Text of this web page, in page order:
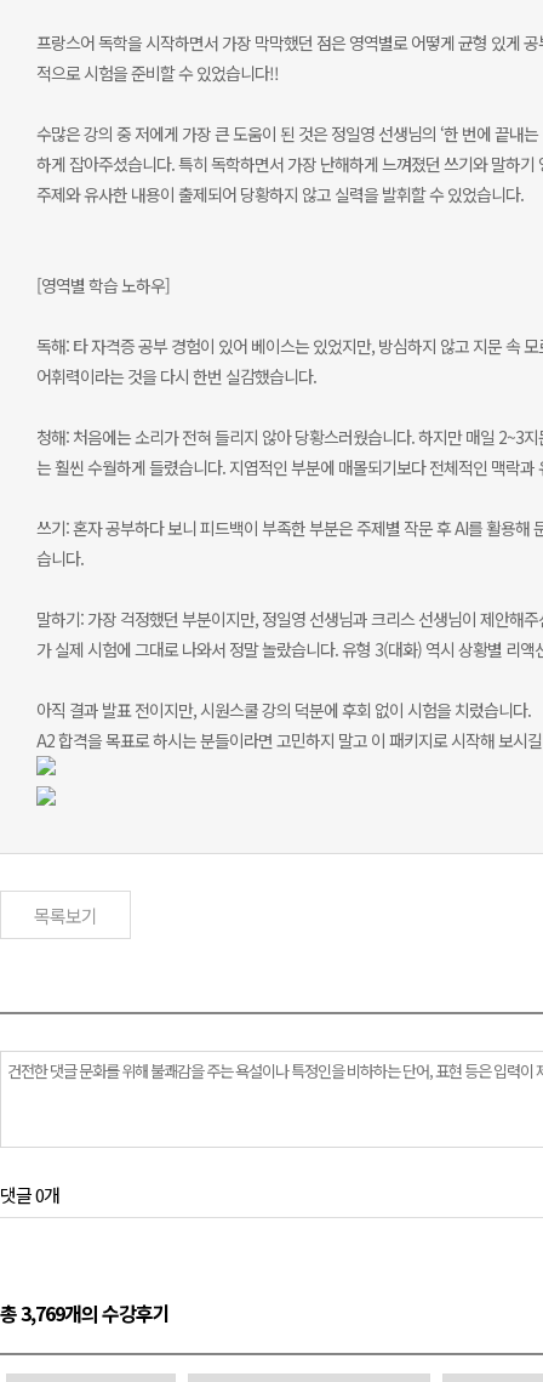
프랑스어 독학을 시작하면서 가장 막막했던 점은 영역별로 어떻게 균형 있게
적으로 시험을 준비할 수 있었습니다!!
수많은 강의 중 저에게 가장 큰 도움이 된 것은 정일영 선생님의 ‘한 번에 끝내
하게 잡아주셨습니다. 특히 독학하면서 가장 난해하게 느껴졌던 쓰기와 말하
주제와 유사한 내용이 출제되어 당황하지 않고 실력을 발휘할 수 있었습니다.
[영역별 학습 노하우]
독해: 타 자격증 공부 경험이 있어 베이스는 있었지만, 방심하지 않고 지문 속
어휘력이라는 것을 다시 한번 실감했습니다.
청해: 처음에는 소리가 전혀 들리지 않아 당황스러웠습니다. 하지만 매일 2~3
는 훨씬 수월하게 들렸습니다. 지엽적인 부분에 매몰되기보다 전체적인 맥락
쓰기: 혼자 공부하다 보니 피드백이 부족한 부분은 주제별 작문 후 AI를 활용
습니다.
말하기: 가장 걱정했던 부분이지만, 정일영 선생님과 크리스 선생님이 제안해
가 실제 시험에 그대로 나와서 정말 놀랐습니다. 유형 3(대화) 역시 상황별 리
아직 결과 발표 전이지만, 시원스쿨 강의 덕분에 후회 없이 시험을 치렀습니다.
A2 합격을 목표로 하시는 분들이라면 고민하지 말고 이 패키지로 시작해 보시
목록보기
댓글 0개
총 3,769개의 수강후기